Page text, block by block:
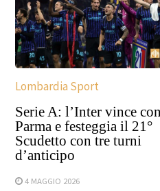
Lombardia Sport
Serie A: l’Inter vince
Parma e festeggia il 21°
Scudetto con tre turni
d’anticipo
4 MAGGIO 2026